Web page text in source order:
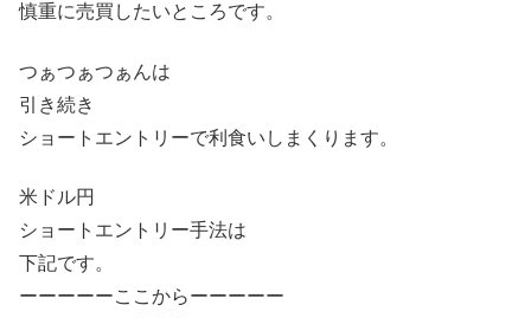
慎重に売買したいところです。
つぁつぁつぁんは
引き続き
ショートエントリーで利食いしまくります。
米ドル円
ショートエントリー手法は
下記です。
ーーーーーここからーーーーー